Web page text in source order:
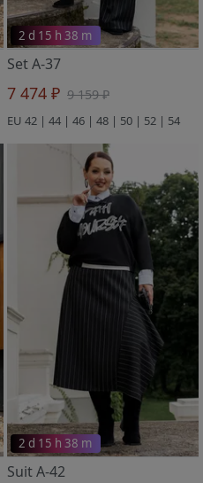
2 d 15 h 38 m
Set A-37
7 474 ₽ 9 159 ₽
EU 42 | 44 | 46 | 48 | 50 | 52 | 54
2 d 15 h 38 m
Suit A-42